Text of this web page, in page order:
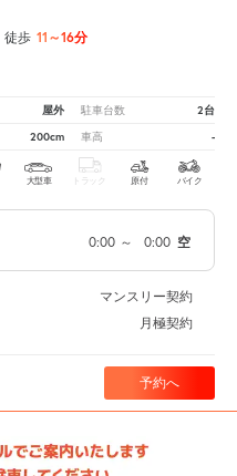
徒歩 11～16分
屋外 駐車台数 2台
200cm 車高 -
大型車 トラック 原付 バイク
0:00 ～ 0:00 空
マンスリー契約
月極契約
予約へ